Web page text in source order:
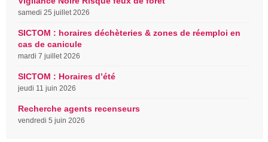
samedi 25 juillet 2026
SICTOM : horaires déchèteries & zones de réemploi en
cas de canicule
mardi 7 juillet 2026
SICTOM : Horaires d’été
jeudi 11 juin 2026
Recherche agents recenseurs
vendredi 5 juin 2026